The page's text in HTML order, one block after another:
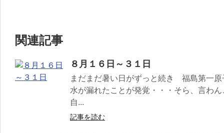
関連記事
８月１６日～３１日
まだまだ暑い日がずっと続き 福島第一
水が漏れたことが発覚・・・そら、言わ
自...
記事を読む